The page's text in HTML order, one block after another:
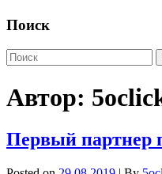
Поиск
Автор:
Первый партнер